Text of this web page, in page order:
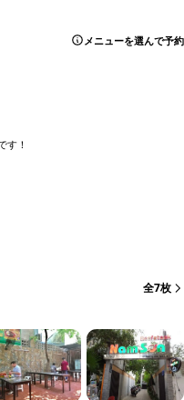
メニューを選んで予約
す！
全7枚